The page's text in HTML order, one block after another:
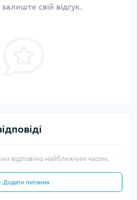
свій відгук.
ми відповімо найближчим часом.
Додати питання